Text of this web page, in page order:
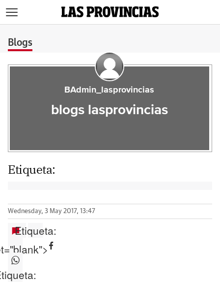
Blogs
BAdmin_lasprovincias
blogs lasprovincias
Etiqueta:
Wednesday, 3 May 2017, 13:47
Etiqueta: